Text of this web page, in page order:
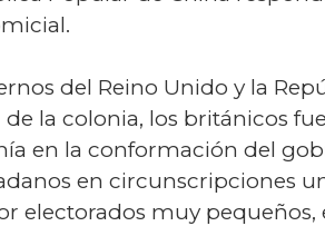
del Reino Unido y la
la colonia, los británicos
en la conformación del
en circunscripciones
electorados muy